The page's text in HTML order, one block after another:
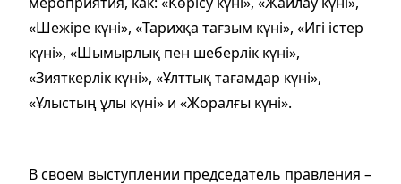
«Шежіре күні», «Тарихқа тағзым күні», «Игі істер
күні», «Шымырлық пен шеберлік күні»,
«Зияткерлік күні», «Ұлттық тағамдар күні»,
«Ұлыстың ұлы күні» и «Жоралғы күні».
В своем выступлении председатель правления –